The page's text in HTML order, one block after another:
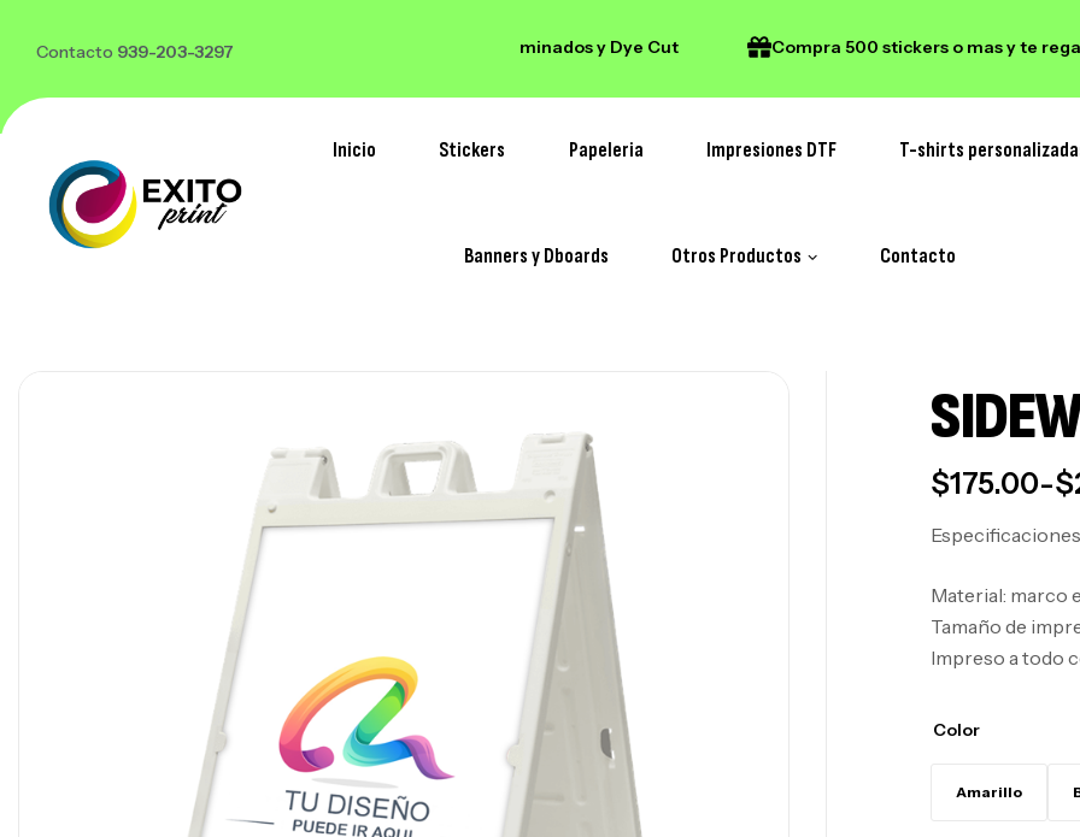
Contacto 939-203-3297
500 stickers o mas y te regalamos 100 *Solo Laminados y Dye Cut Compra 500 stickers o mas y te
Inicio Stickers Papeleria Impresiones DTF T-shirts
Banners y Dboards Otros Productos Contacto
$175.00-$
Material: marco
Tamaño de
Impreso a todo
Color
Amarillo